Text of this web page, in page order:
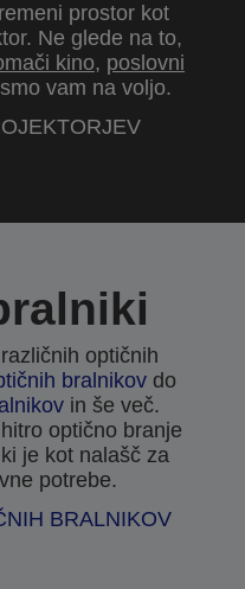
prostor kot
Ne glede na to,
kino, poslovni
vam na voljo.
optičnih
bralnikovdo
in še več.
optično branje
je kot nalašč za
potrebe.
BRALNIKOV